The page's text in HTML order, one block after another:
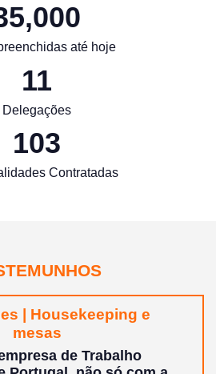
até hoje
11
Delegações
103
Contratadas
| Housekeeping e
mesas
de Trabalho